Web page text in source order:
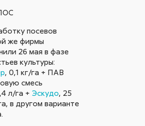
посевов
же фирмы
26 мая в фазе
культуры:
, 0,1 кг/га + ПАВ
смесь
л/га + Эскудо, 25
в другом варианте